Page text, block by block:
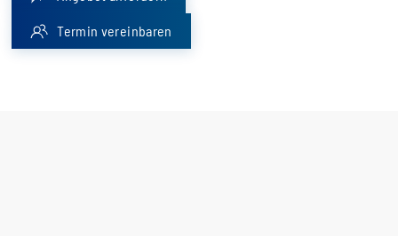
Termin vereinbaren